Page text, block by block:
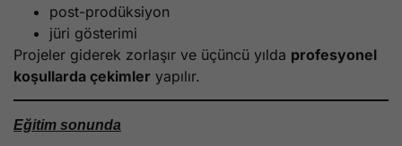
post-prodüksiyon
jüri gösterimi
Projeler giderek zorlaşır ve üçüncü yılda profesyonel
koşullarda çekimler yapılır.
Eğitim sonunda